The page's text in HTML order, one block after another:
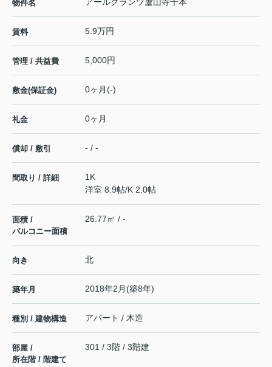
物件名
賃料 5.9万円
管理 / 共益費 5,000円
敷金(保証金) 0ヶ月(-)
礼金 0ヶ月
償却 / 敷引 - / -
間取り / 詳細
1K
洋室 8.9帖/K 2.0帖
面積 /
バルコニー面積
26.77㎡ / -
向き 北
築年月 2018年2月(築8年)
種別 / 建物構造 アパート / 木造
部屋 /
所在階 / 階建て
301 / 3階 / 3階建